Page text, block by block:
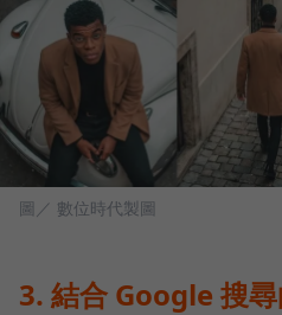
圖／ 數位時代製圖
3. 結合 Google 搜